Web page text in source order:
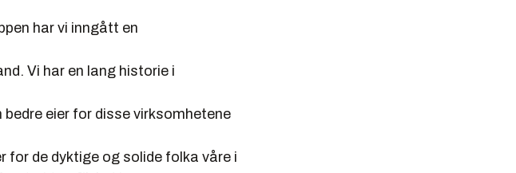
har vi inngått en
Vi har en lang historie i
eier for disse virksomhetene
for de dyktige og solide folka våre i